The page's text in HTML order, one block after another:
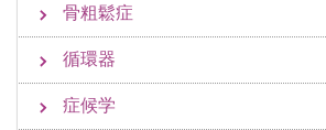
骨粗鬆症
循環器
症候学